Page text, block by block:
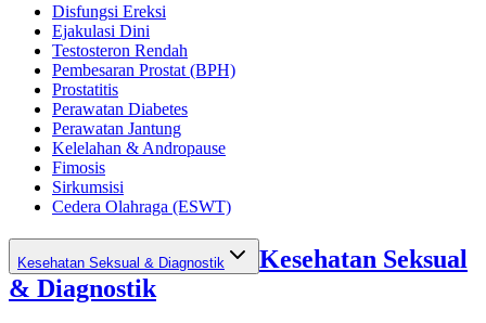
Disfungsi Ereksi
Ejakulasi Dini
Testosteron Rendah
Pembesaran Prostat (BPH)
Prostatitis
Perawatan Diabetes
Perawatan Jantung
Kelelahan & Andropause
Fimosis
Sirkumsisi
Cedera Olahraga (ESWT)
Kesehatan Seksual & Diagnostik
Kesehatan Seksual
& Diagnostik